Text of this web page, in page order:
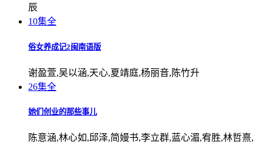
辰
10集全
俗女养成记2闽南语版
谢盈萱,吴以涵,天心,夏靖庭,杨丽音,陈竹升
26集全
她们创业的那些事儿
陈意涵,林心如,邱泽,简嫚书,李立群,蓝心湄,宥胜,林哲熹,